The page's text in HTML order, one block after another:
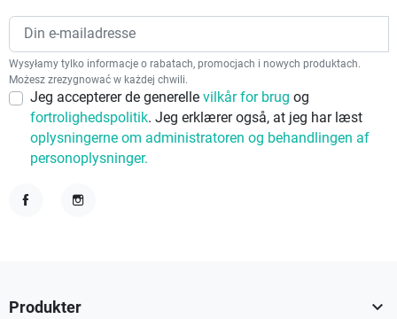
Wysyłamy tylko informacje o rabatach, promocjach i nowych produktach.
Możesz zrezygnować w każdej chwili.
Jeg accepterer de generelle vilkår for brug og
fortrolighedspolitik. Jeg erklærer også, at jeg har læst
oplysningerne om administratoren og behandlingen af
personoplysninger.
Produkter 